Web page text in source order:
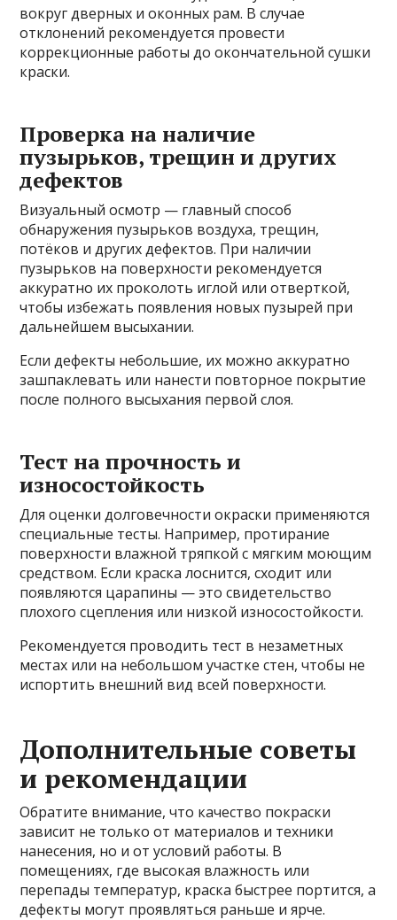
вокруг дверных и оконных рам. В случае
отклонений рекомендуется провести
коррекционные работы до окончательной сушки
краски.
Проверка на наличие
пузырьков, трещин и других
дефектов
Визуальный осмотр — главный способ
обнаружения пузырьков воздуха, трещин,
потёков и других дефектов. При наличии
пузырьков на поверхности рекомендуется
аккуратно их проколоть иглой или отверткой,
чтобы избежать появления новых пузырей при
дальнейшем высыхании.
Если дефекты небольшие, их можно аккуратно
зашпаклевать или нанести повторное покрытие
после полного высыхания первой слоя.
Тест на прочность и
износостойкость
Для оценки долговечности окраски применяются
специальные тесты. Например, протирание
поверхности влажной тряпкой с мягким моющим
средством. Если краска лоснится, сходит или
появляются царапины — это свидетельство
плохого сцепления или низкой износостойкости.
Рекомендуется проводить тест в незаметных
местах или на небольшом участке стен, чтобы не
испортить внешний вид всей поверхности.
Дополнительные советы
и рекомендации
Обратите внимание, что качество покраски
зависит не только от материалов и техники
нанесения, но и от условий работы. В
помещениях, где высокая влажность или
перепады температур, краска быстрее портится, а
дефекты могут проявляться раньше и ярче.